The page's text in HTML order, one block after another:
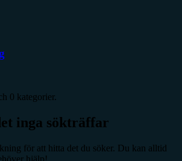
0 kategorier.
inga sökträffar
för att hitta det du söker. Du kan alltid